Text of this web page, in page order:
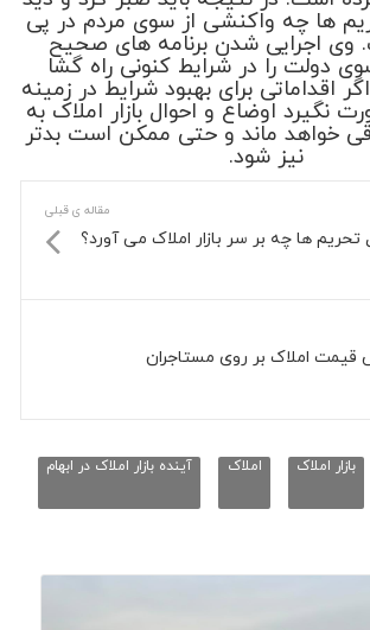
ها چه واکنشی از سوی مردم در پی
اجرایی شدن برنامه های صحیح
دولت را در شرایط کنونی راه گشا
اقداماتی برای بهبود شرایط در زمینه
اوضاع و احوال بازار املاک به
خواهد ماند و حتی ممکن است بدتر
نیز شود.
مقاله ی قبلی
تحریم ها چه بر سر بازار املاک می آورد؟
قیمت املاک بر روی مستاجران
آینده بازار املاک در ابهام املاک بازار املاک